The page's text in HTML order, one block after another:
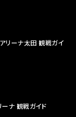
リーナ太田 観戦ガイ
ナ 観戦ガイド